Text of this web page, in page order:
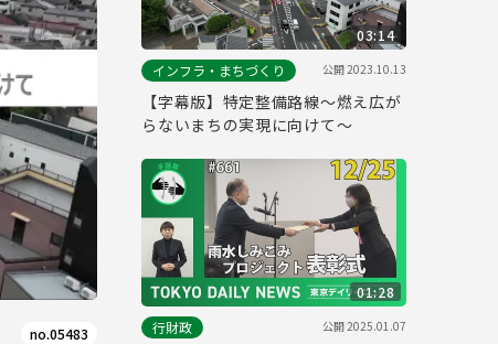
no.05483
03:14
インフラ・まちづくり
公開2023.10.13
【字幕版】特定整備路線～燃え広が
らないまちの実現に向けて～
01:28
行財政
公開2025.01.07